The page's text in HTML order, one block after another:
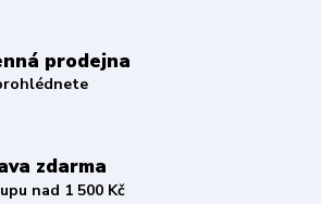
prodejna
zdarma
nad 1 500 Kč